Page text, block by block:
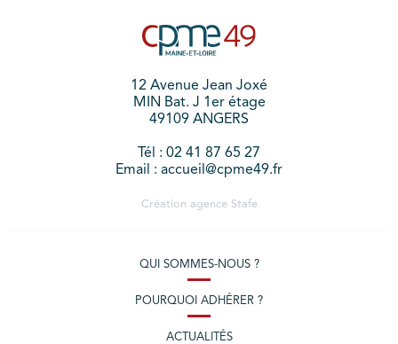
12 Avenue Jean Joxé
MIN Bat. J 1er étage
49109 ANGERS
Tél : 02 41 87 65 27
Email : accueil@cpme49.fr
Création agence Stafe
QUI SOMMES-NOUS ?
POURQUOI ADHÉRER ?
ACTUALITÉS